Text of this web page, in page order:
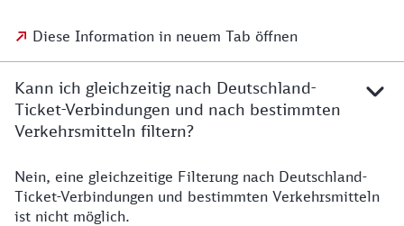
Diese Information in neuem Tab öffnen
Kann ich gleichzeitig nach Deutschland-
Ticket-Verbindungen und nach bestimmten
Verkehrsmitteln filtern?
Nein, eine gleichzeitige Filterung nach Deutschland-
Ticket-Verbindungen und bestimmten Verkehrsmitteln
ist nicht möglich.